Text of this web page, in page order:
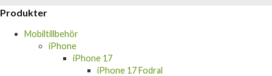
Produkter
Mobiltillbehör
iPhone
iPhone 17
iPhone 17 Fodral